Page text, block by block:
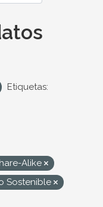
Etiquetas:
Alike
Sostenible